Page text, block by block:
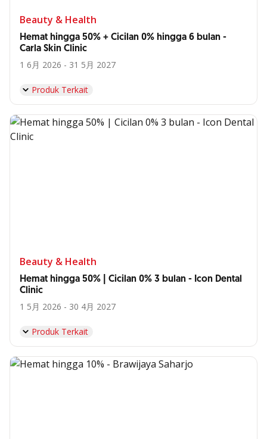
Beauty & Health
Hemat hingga 50% + Cicilan 0% hingga 6 bulan -
Carla Skin Clinic
1 6月 2026 - 31 5月 2027
Produk Terkait
Beauty & Health
Hemat hingga 50% | Cicilan 0% 3 bulan - Icon Dental
Clinic
1 5月 2026 - 30 4月 2027
Produk Terkait